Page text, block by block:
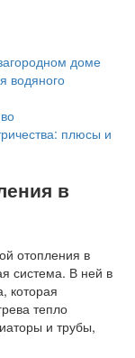
доме
водяного
плюсы и
в
отопления в
система. В ней в
которая
тепло
и трубы,